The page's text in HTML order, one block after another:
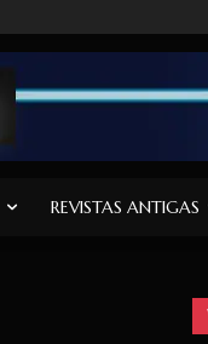
REVISTAS ANTIGAS